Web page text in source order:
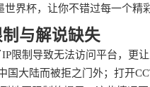
界杯，让你不错过每一个精
与解说缺失
限制导致无法访问平台，更
大陆而被拒之门外；打开